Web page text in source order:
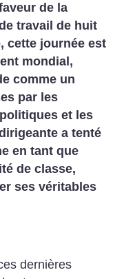
de la
travail de huit
cette journée est
mondial,
comme un
par les
et les
a tenté
en tant que
de classe,
ses véritables
dernières